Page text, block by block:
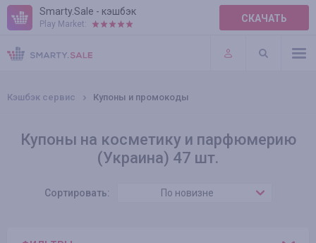
Smarty.Sale - кэшбэк
Play Market: СКАЧАТЬ
ПРАВИЛА
ПЛАГИНЫ
Кэшбэк сервис Купоны и промокоды
Купоны на косметику и парфюмерию
(Украина) 47 шт.
Сортировать: По новизне